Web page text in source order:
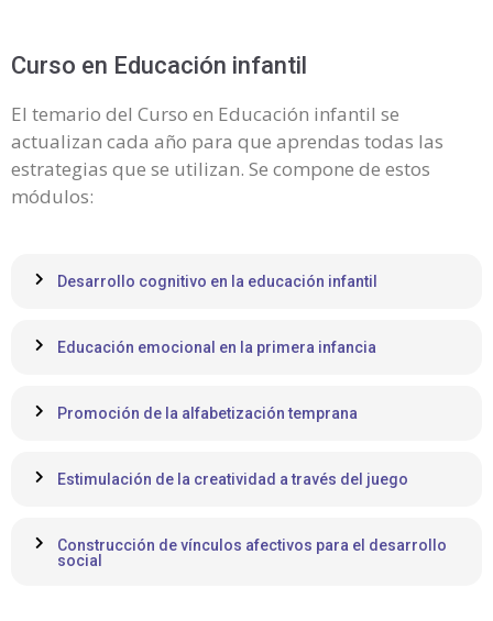
Curso en Educación infantil
El temario del Curso en Educación infantil se
actualizan cada año para que aprendas todas las
estrategias que se utilizan. Se compone de estos
módulos:
Desarrollo cognitivo en la educación infantil
Educación emocional en la primera infancia
Promoción de la alfabetización temprana
Estimulación de la creatividad a través del juego
Construcción de vínculos afectivos para el desarrollo
social